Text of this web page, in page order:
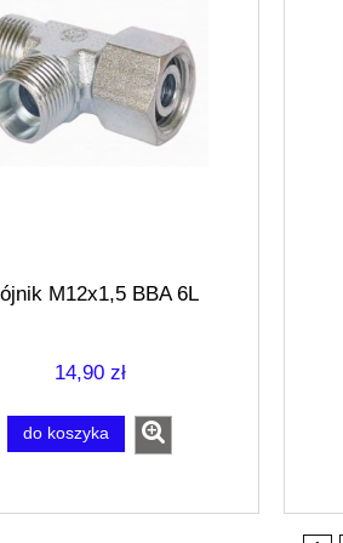
M12x1,5 BBA 6L
14,90 zł
do koszyka